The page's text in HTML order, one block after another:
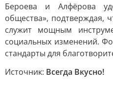
Бероева и Алфёрова
общества», подтверждая,
служит мощным
социальных изменений.
стандарты для
Источник: Всегда Вкусно!